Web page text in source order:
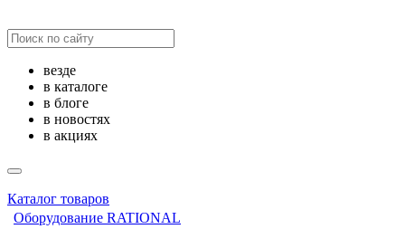
везде
в каталоге
в блоге
в новостях
в акциях
Каталог товаров
Оборудование RATIONAL